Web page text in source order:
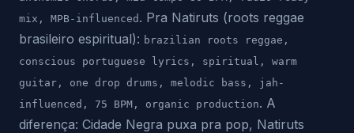
mix, MPB-influenced . Pra Natiruts (roots reggae
brasileiro espiritual): brazilian roots reggae,
conscious portuguese lyrics, spiritual, warm
guitar, one drop drums, melodic bass, jah-
influenced, 75 BPM, organic production. A
diferença: Cidade Negra puxa pra pop, Natiruts